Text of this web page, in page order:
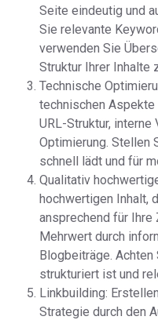
Seite eindeutig und
Sie relevante
verwenden Sie
Struktur Ihrer Inhalte
Technische
technischen
URL-Struktur, interne
Optimierung. Stellen
schnell lädt und für
Qualitativ
hochwertigen Inhalt,
ansprechend für
Mehrwert durch
Blogbeiträge.
strukturiert ist und
Linkbuilding:
Strategie durch den